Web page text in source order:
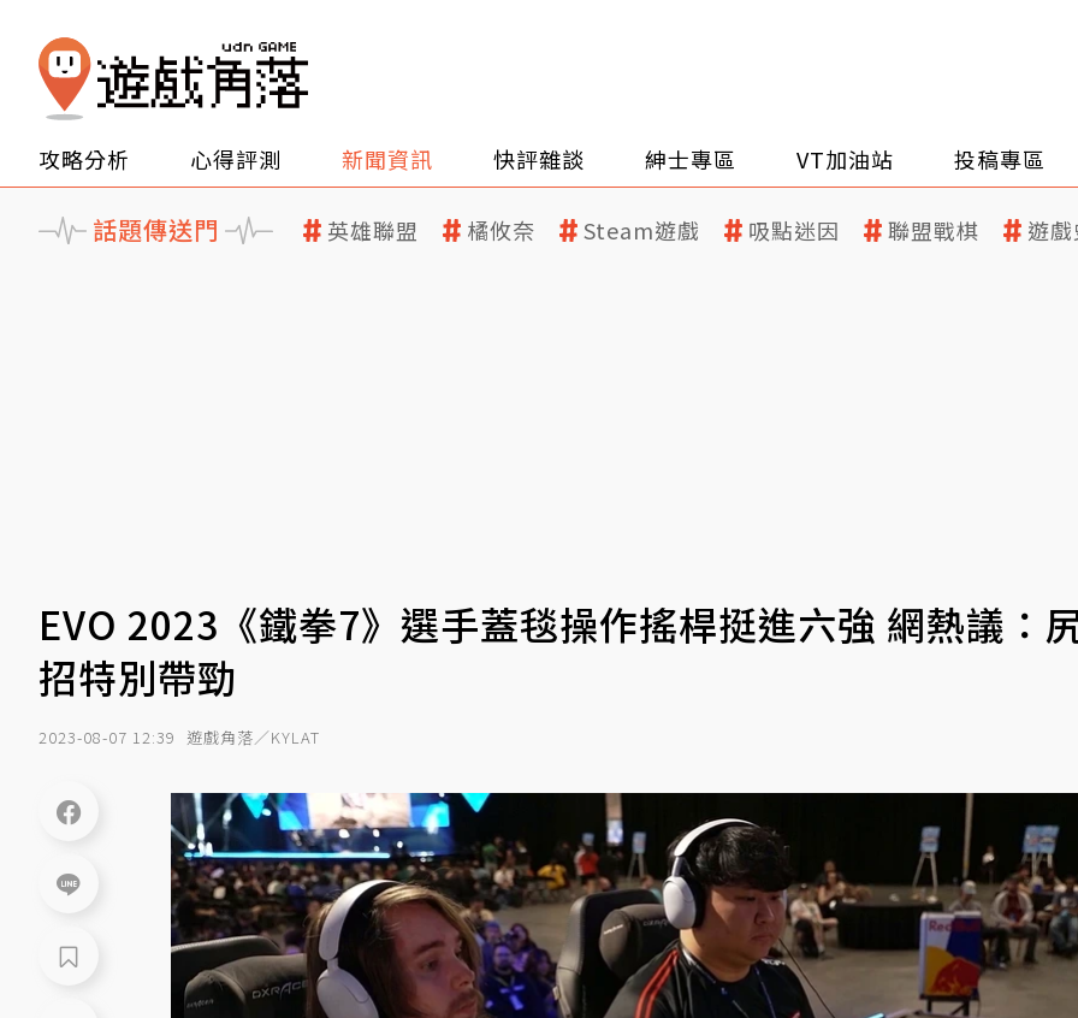
攻略分析 心得評測 新聞資訊 快評雜談 紳士專區 VT加油站 投稿專區
話題傳送門 英雄聯盟 橘攸奈 Steam遊戲 吸點迷因 聯盟戰棋 遊
EVO 2023《鐵拳7》選手蓋毯操作搖桿挺進六強 網熱議：
招特別帶勁
2023-08-07 12:39 遊戲角落／KYLAT